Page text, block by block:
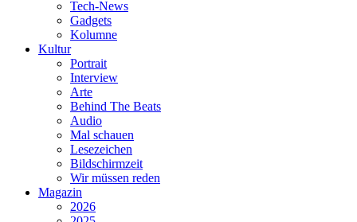
Tech-News
Gadgets
Kolumne
Kultur
Portrait
Interview
Arte
Behind The Beats
Audio
Mal schauen
Lesezeichen
Bildschirmzeit
Wir müssen reden
Magazin
2026